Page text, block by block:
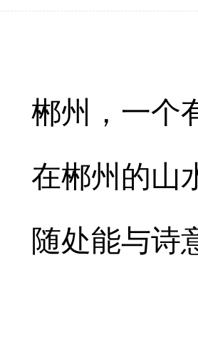
郴州，一个
在郴州的山
随处能与诗